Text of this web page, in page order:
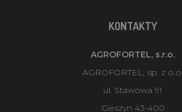
KONTAKTY
AGROFORTEL, s.r.o.
AGROFORTEL, sp. z o.o.
ul. Stawowa 91
Cieszyn 43-400